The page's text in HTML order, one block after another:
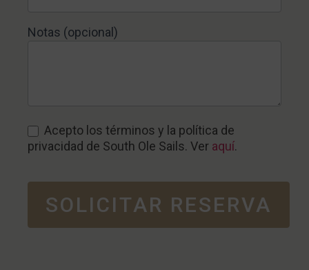
Notas (opcional)
Acepto los términos y la política de
privacidad de South Ole Sails. Ver aquí.
SOLICITAR RESERVA